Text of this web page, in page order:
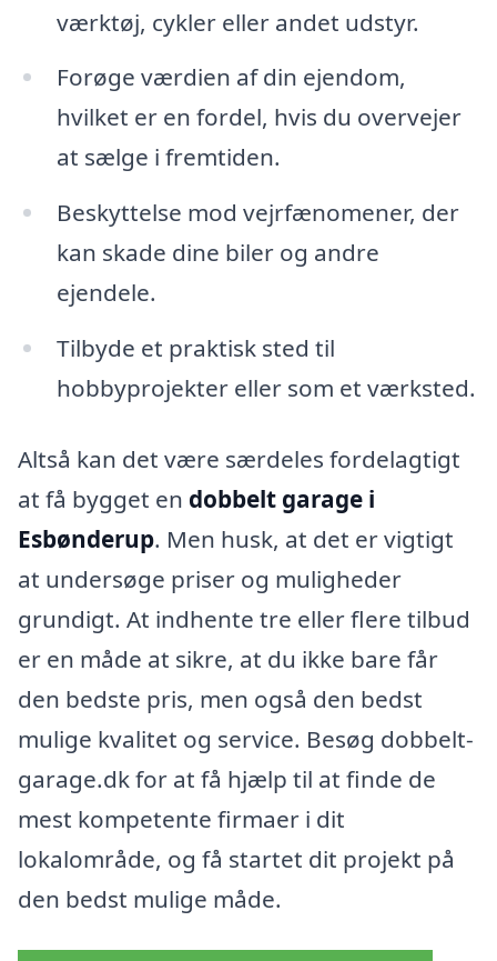
værktøj, cykler eller andet udstyr.
Forøge værdien af din ejendom,
hvilket er en fordel, hvis du overvejer
at sælge i fremtiden.
Beskyttelse mod vejrfænomener, der
kan skade dine biler og andre
ejendele.
Tilbyde et praktisk sted til
hobbyprojekter eller som et værksted.
Altså kan det være særdeles fordelagtigt
at få bygget en dobbelt garage i
Esbønderup. Men husk, at det er vigtigt
at undersøge priser og muligheder
grundigt. At indhente tre eller flere tilbud
er en måde at sikre, at du ikke bare får
den bedste pris, men også den bedst
mulige kvalitet og service. Besøg dobbelt-
garage.dk for at få hjælp til at finde de
mest kompetente firmaer i dit
lokalområde, og få startet dit projekt på
den bedst mulige måde.